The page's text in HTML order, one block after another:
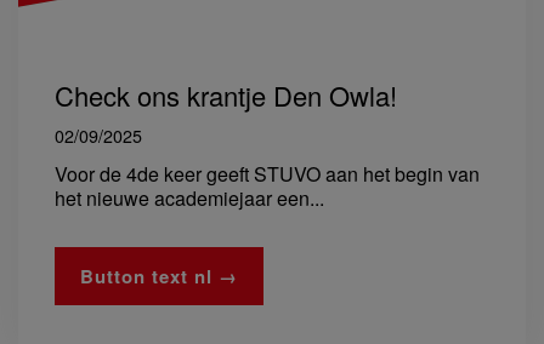
Check ons krantje Den Owla!
02/09/2025
Voor de 4de keer geeft STUVO aan het begin van
het nieuwe academiejaar een...
Button text nl →